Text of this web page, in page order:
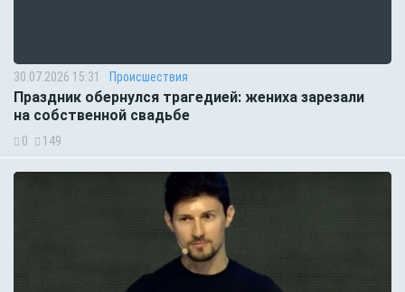
30.07.2026 15:31 Происшествия
Праздник обернулся трагедией: жениха зарезали
на собственной свадьбе
0 149